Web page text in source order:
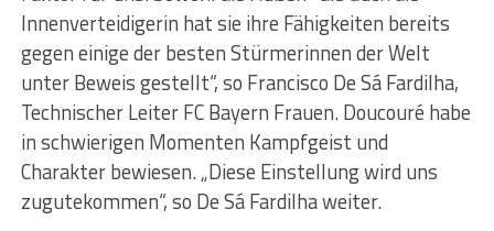
Innenverteidigerin hat sie ihre Fähigkeiten bereits
gegen einige der besten Stürmerinnen der Welt
unter Beweis gestellt“, so Francisco De Sá Fardilha,
Technischer Leiter FC Bayern Frauen. Doucouré habe
in schwierigen Momenten Kampfgeist und
Charakter bewiesen. „Diese Einstellung wird uns
zugutekommen“, so De Sá Fardilha weiter.